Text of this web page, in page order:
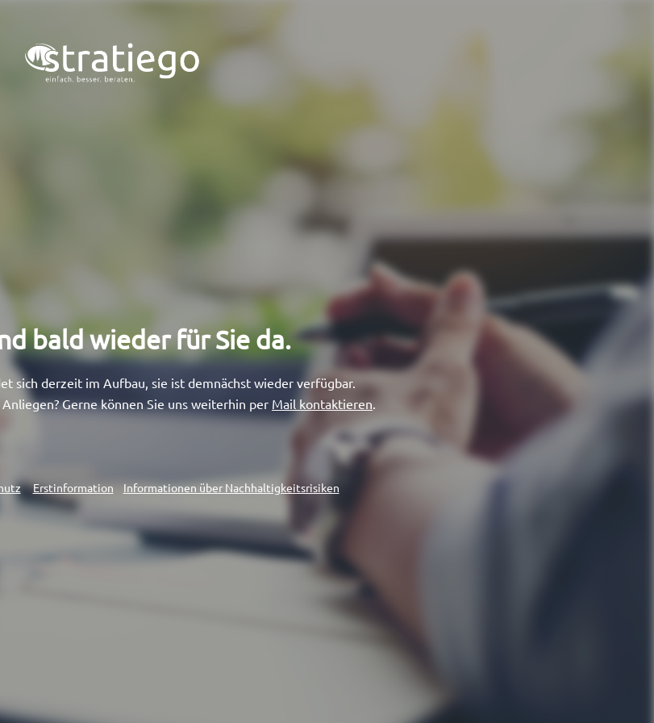
bald wieder für Sie da.​
sich derzeit im Aufbau, sie ist demnächst wieder verfügbar.
Gerne können Sie uns weiterhin per Mail kontaktieren.
Erstinformation Informationen über Nachhaltigkeitsrisiken